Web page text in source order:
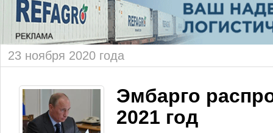
23 ноября 2020 года
Эмбарго
2021 год